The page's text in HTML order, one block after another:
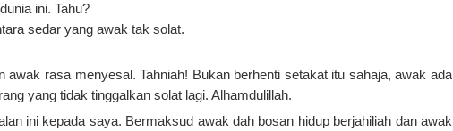
ini. Tahu?
sedar yang awak tak solat.
awak rasa menyesal. Tahniah! Bukan berhenti setakat itu sahaja, awak ada
yang tidak tinggalkan solat lagi. Alhamdulillah.
ini kepada saya. Bermaksud awak dah bosan hidup berjahiliah dan awak